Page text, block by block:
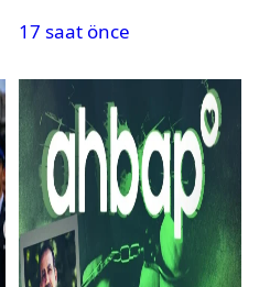
17 saat önce